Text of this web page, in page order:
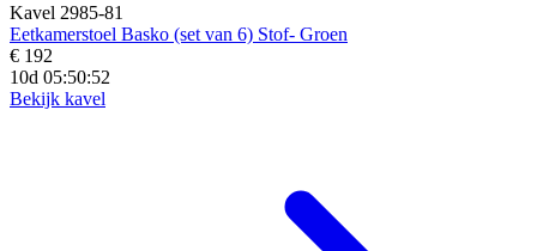
Kavel 2985-81
Eetkamerstoel Basko (set van 6) Stof- Groen
€ 192
10d 05:50:50
Bekijk kavel